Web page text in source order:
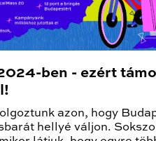
ben - ezért
azon, hogy
hellyé váljon.